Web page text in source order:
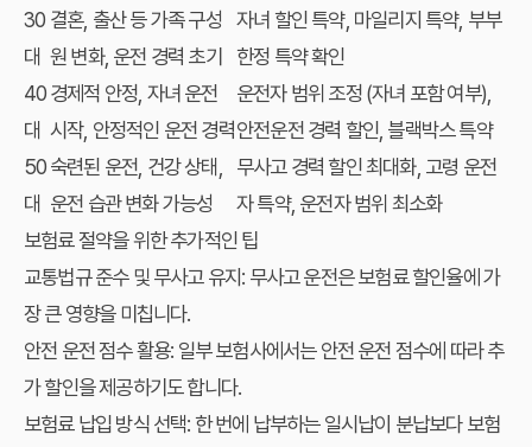
30
대
결혼, 출산 등 가족 구성
원 변화, 운전 경력 초기
자녀 할인 특약, 마일리지 특약, 부부
한정 특약 확인
40
대
경제적 안정, 자녀 운전
시작, 안정적인 운전 경력
운전자 범위 조정 (자녀 포함 여부),
안전운전 경력 할인, 블랙박스 특약
50
대
숙련된 운전, 건강 상태,
운전 습관 변화 가능성
무사고 경력 할인 최대화, 고령 운전
자 특약, 운전자 범위 최소화
보험료 절약을 위한 추가적인 팁
교통법규 준수 및 무사고 유지: 무사고 운전은 보험료 할인율에 가
장 큰 영향을 미칩니다.
안전 운전 점수 활용: 일부 보험사에서는 안전 운전 점수에 따라 추
가 할인을 제공하기도 합니다.
보험료 납입 방식 선택: 한 번에 납부하는 일시납이 분납보다 보험